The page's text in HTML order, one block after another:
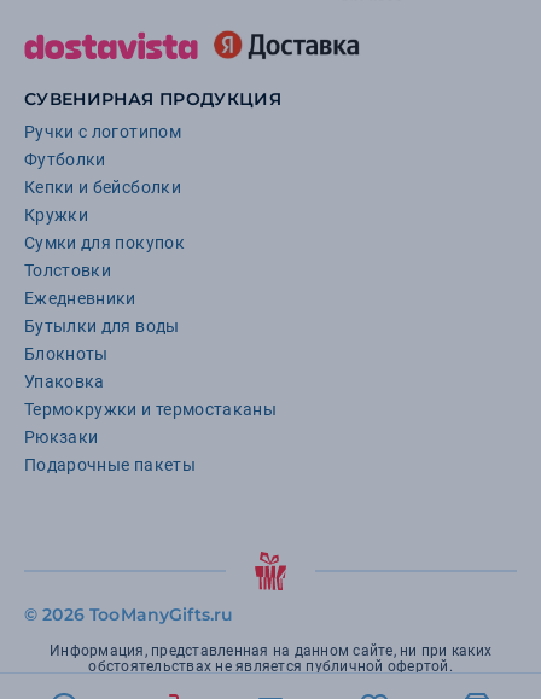
СУВЕНИРНАЯ ПРОДУКЦИЯ
Ручки с логотипом
Футболки
Кепки и бейсболки
Кружки
Сумки для покупок
Толстовки
Ежедневники
Бутылки для воды
Блокноты
Упаковка
Термокружки и термостаканы
Рюкзаки
Подарочные пакеты
© 2026 TooManyGifts.ru
Информация, представленная на данном сайте, ни при каких
обстоятельствах не является публичной офертой.